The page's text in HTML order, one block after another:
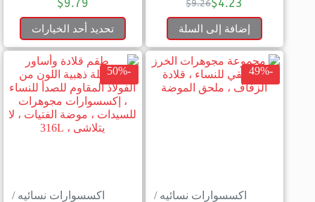
$9.26$4.23
إضافة إلى السلة
$9.79
تحديد أحد الخيارات
-49%
اكسسوارات نسائيه /
-50%
اكسسوارات نسائيه /